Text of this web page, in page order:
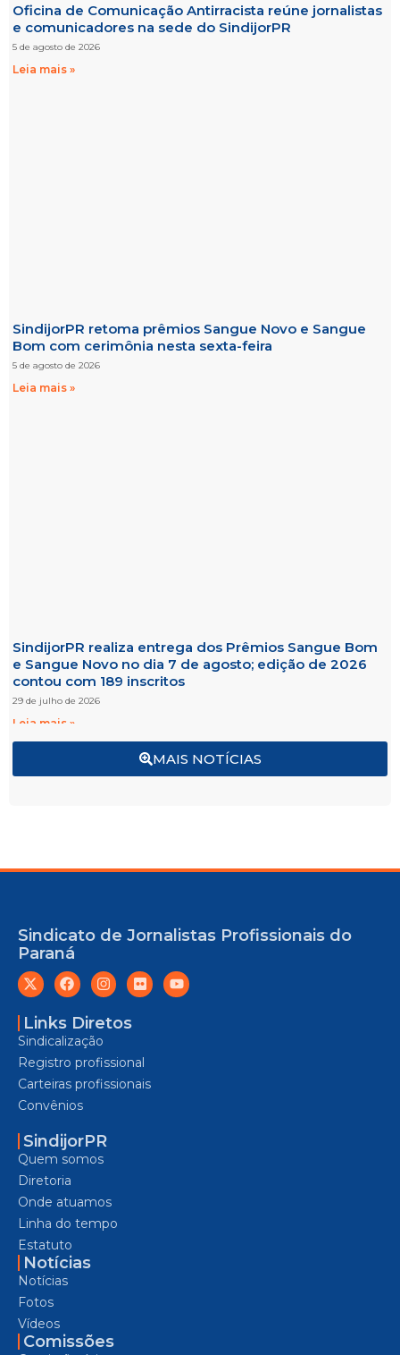
MAIS NOTÍCIAS
Oficina de Comunicação Antirracista reúne jornalistas
e comunicadores na sede do SindijorPR
5 de agosto de 2026
Leia mais »
SindijorPR retoma prêmios Sangue Novo e Sangue
Bom com cerimônia nesta sexta-feira
5 de agosto de 2026
Leia mais »
SindijorPR realiza entrega dos Prêmios Sangue Bom
e Sangue Novo no dia 7 de agosto; edição de 2026
contou com 189 inscritos
29 de julho de 2026
Leia mais »
Sindicato de Jornalistas Profissionais do
Paraná
Links Diretos
Sindicalização
Registro profissional
Carteiras profissionais
Convênios
SindijorPR
Quem somos
Diretoria
Onde atuamos
Linha do tempo
Estatuto
Notícias
Notícias
Fotos
Vídeos
Comissões